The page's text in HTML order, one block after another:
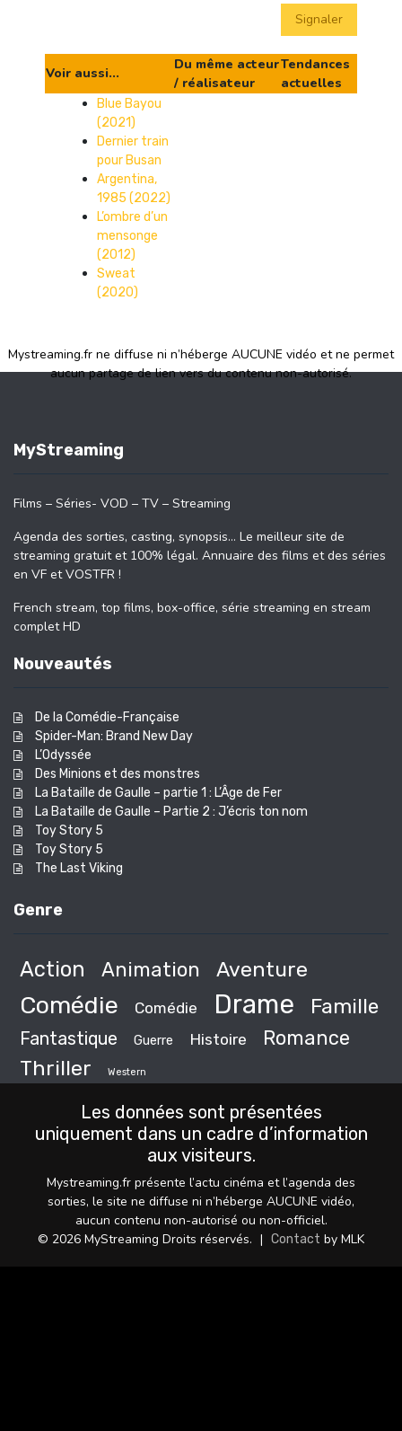
Signaler
Voir aussi...
Du même acteur
/ réalisateur
Tendances
actuelles
Blue Bayou
(2021)
Dernier train
pour Busan
Argentina,
1985 (2022)
L’ombre d’un
mensonge
(2012)
Sweat
(2020)
Mystreaming.fr ne diffuse ni n’héberge AUCUNE vidéo et ne permet
aucun partage de lien vers du contenu non-autorisé.
MyStreaming
Films – Séries- VOD – TV – Streaming
Agenda des sorties, casting, synopsis… Le meilleur site de
streaming gratuit et 100% légal. Annuaire des films et des séries
en VF et VOSTFR !
French stream, top films, box-office, série streaming en stream
complet HD
Nouveautés
De la Comédie-Française
Spider-Man: Brand New Day
L’Odyssée
Des Minions et des monstres
La Bataille de Gaulle – partie 1 : L’Âge de Fer
La Bataille de Gaulle – Partie 2 : J’écris ton nom
Toy Story 5
Toy Story 5
The Last Viking
Genre
Action Animation Aventure
Comédie Comédie Drame Famille
Fantastique Guerre Histoire Romance
Thriller Western
Les données sont présentées
uniquement dans un cadre d’information
aux visiteurs.
Mystreaming.fr présente l’actu cinéma et l’agenda des
sorties, le site ne diffuse ni n’héberge AUCUNE vidéo,
aucun contenu non-autorisé ou non-officiel.
© 2026 MyStreaming Droits réservés. | Contact by MLK